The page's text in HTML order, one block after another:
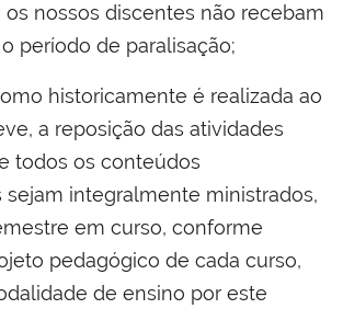
os nossos discentes não recebam
período de paralisação;
historicamente é realizada ao
a reposição das atividades
todos os conteúdos
sejam integralmente ministrados,
em curso, conforme
pedagógico de cada curso,
de ensino por este